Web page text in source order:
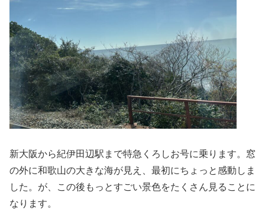
新大阪から紀伊田辺駅まで特急くろしお号に乗ります。窓
の外に和歌山の大きな海が見え、最初にちょっと感動しま
した。が、この後もっとすごい景色をたくさん見ることに
なります。